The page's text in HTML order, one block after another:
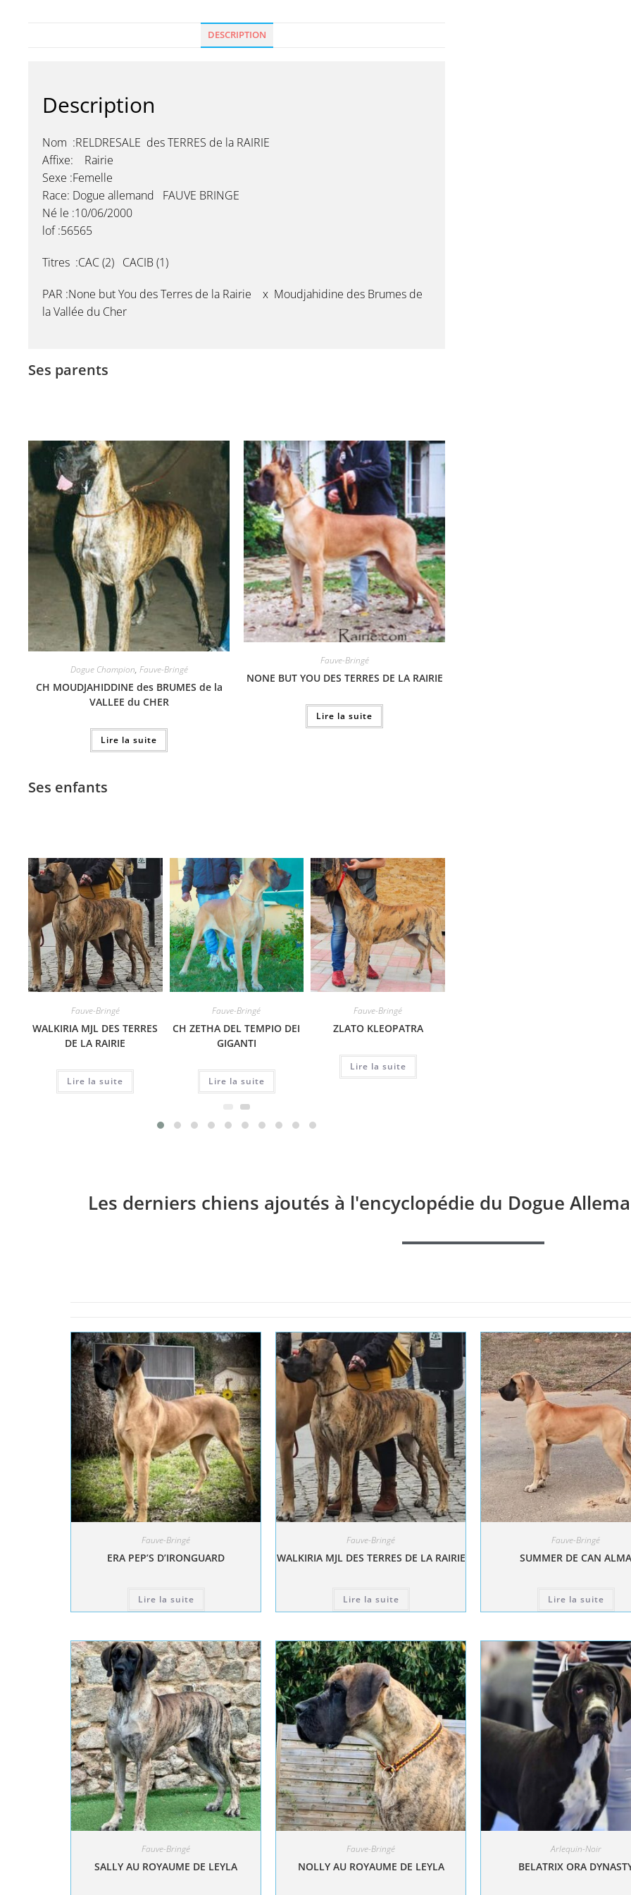
DESCRIPTION
Description
Nom :RELDRESALE des TERRES de la RAIRIE
Affixe: Rairie
Sexe :Femelle
Race: Dogue allemand FAUVE BRINGE
Né le :10/06/2000
lof :56565
Titres :CAC (2) CACIB (1)
PAR :None but You des Terres de la Rairie x Moudjahidine des Brumes de
la Vallée du Cher
Ses parents
Dogue Champion, Fauve-Bringé
CH MOUDJAHIDDINE des BRUMES de la
VALLEE du CHER
Lire la suite
Fauve-Bringé
NONE BUT YOU DES TERRES DE LA RAIRIE
Lire la suite
Ses enfants
Fauve-Bringé
WALKIRIA MJL DES TERRES
DE LA RAIRIE
Lire la suite
Fauve-Bringé
CH ZETHA DEL TEMPIO DEI
GIGANTI
Lire la suite
Fauve-Bringé
ZLATO KLEOPATRA
Lire la suite
Les derniers chiens ajoutés à l'encyclopédie du Dogue
Fauve-Bringé
ERA PEP’S D’IRONGUARD
Lire la suite
Fauve-Bringé
WALKIRIA MJL DES TERRES DE LA RAIRIE
Lire la suite
Fauve-Bringé
SUMMER DE CAN ALMA
Lire la suite
Fauve-Bringé
SALLY AU ROYAUME DE LEYLA
Fauve-Bringé
NOLLY AU ROYAUME DE LEYLA
Arlequin-Noir
BELATRIX ORA